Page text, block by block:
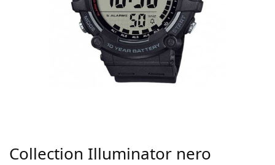
Collection Illuminator nero